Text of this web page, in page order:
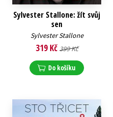
Sylvester Stallone: žít svůj
sen
Sylvester Stallone
319 Kč 399 Kč
Do košíku